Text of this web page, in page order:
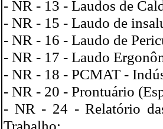
- NR - 13 - Laudos de
- NR - 15 - Laudo de
- NR - 16 - Laudo de
- NR - 17 - Laudo
- NR - 18 - PCMAT -
- NR - 20 - Prontuário
- NR - 24 - Relatório
Trabalho;